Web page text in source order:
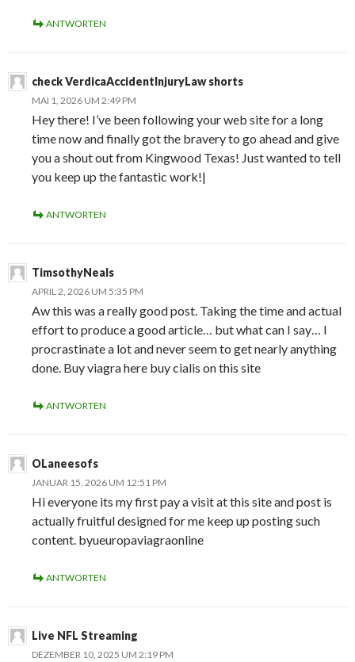
ANTWORTEN
check VerdicaAccidentInjuryLaw shorts
MAI 1, 2026 UM 2:49 PM
Hey there! I’ve been following your web site for a long
time now and finally got the bravery to go ahead and give
you a shout out from Kingwood Texas! Just wanted to tell
you keep up the fantastic work!|
ANTWORTEN
TimsothyNeals
APRIL 2, 2026 UM 5:35 PM
Aw this was a really good post. Taking the time and actual
effort to produce a good article… but what can I say… I
procrastinate a lot and never seem to get nearly anything
done. Buy viagra here buy cialis on this site
ANTWORTEN
OLaneesofs
JANUAR 15, 2026 UM 12:51 PM
Hi everyone its my first pay a visit at this site and post is
actually fruitful designed for me keep up posting such
content. byueuropaviagraonline
ANTWORTEN
Live NFL Streaming
DEZEMBER 10, 2025 UM 2:19 PM